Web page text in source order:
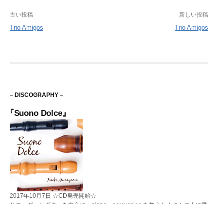
投
ー
シ
ョ
ン
古い投稿
Trio Amigos
新しい投稿
Trio Amigos
– DISCOGRAPHY –
Suono Dolce』
2017年10月7日 ☆CD発売開始☆